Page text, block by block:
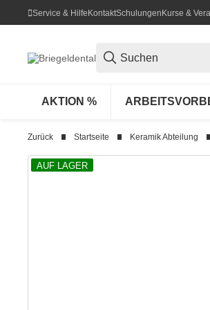
Service & HilfeKontaktSchulungenKurse &
AKTION %
Zurück Startseite Keramik Abteilung
AUF LAGER